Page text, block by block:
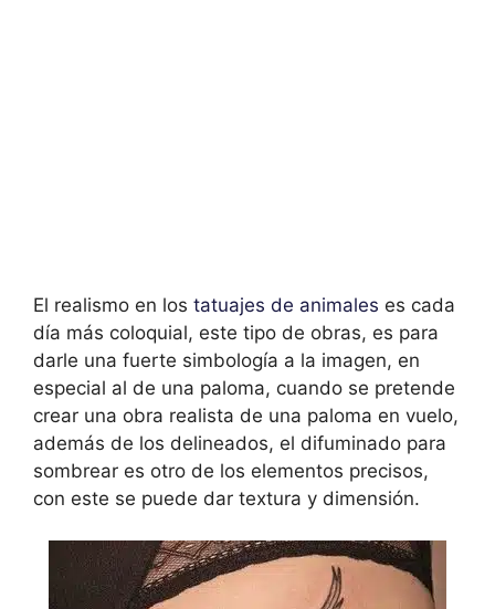
El realismo en los tatuajes de animales es cada
día más coloquial, este tipo de obras, es para
darle una fuerte simbología a la imagen, en
especial al de una paloma, cuando se pretende
crear una obra realista de una paloma en vuelo,
además de los delineados, el difuminado para
sombrear es otro de los elementos precisos,
con este se puede dar textura y dimensión.